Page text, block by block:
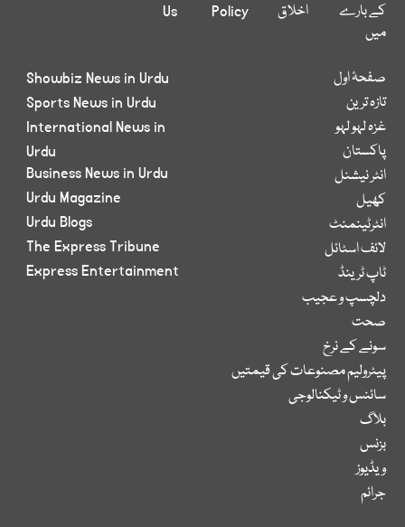
کے بارے
میں
اخلاق Policy
Us
صفحۂ اول
تازہ ترین
غزہ لہو لہو
پاکستان
انٹر نیشنل
کھیل
انٹرٹینمنٹ
لائف اسٹائل
ٹاپ ٹرینڈ
دلچسپ و عجیب
صحت
سونے کے نرخ
پیٹرولیم مصنوعات کی قیمتیں
سائنس و ٹیکنالوجی
بلاگ
بزنس
ویڈیوز
جرائم
Showbiz News in Urdu
Sports News in Urdu
International News in
Urdu
Business News in Urdu
Urdu Magazine
Urdu Blogs
The Express Tribune
Express Entertainment